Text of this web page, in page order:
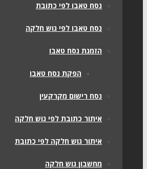
נסח טאבו לפי כתובת
נסח טאבו לפי גוש חלקה
הזמנת נסח טאבו
הפקת נסח טאבו
נסח רישום מקרקעין
איתור כתובת לפי גוש חלקה
איתור גוש חלקה לפי כתובת
מחשבון גוש חלקה